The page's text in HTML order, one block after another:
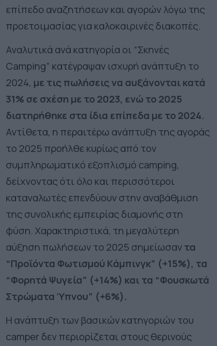
επίπεδο αναζητήσεων και αγορών λόγω της
προετοιμασίας για καλοκαιρινές διακοπές.
Αναλυτικά ανά κατηγορία οι “Σκηνές
Camping” κατέγραψαν ισχυρή ανάπτυξη το
2024, με τις πωλήσεις να αυξάνονται κατά
31% σε σχέση με το 2023, ενώ το 2025
διατηρήθηκε στα ίδια επίπεδα με το 2024.
Αντίθετα, η περαιτέρω ανάπτυξη της αγοράς
το 2025 προήλθε κυρίως από τον
συμπληρωματικό εξοπλισμό camping,
δείχνοντας ότι όλο και περισσότεροι
καταναλωτές επενδύουν στην αναβάθμιση
της συνολικής εμπειρίας διαμονής στη
φύση. Χαρακτηριστικά, τη μεγαλύτερη
αύξηση πωλήσεων το 2025 σημείωσαντα
“Προϊόντα Φωτισμού Κάμπινγκ” (+15%), τα
“Φορητά Ψυγεία” (+14%) και τα “Φουσκωτά
Στρώματα Ύπνου” (+6%).
Η ανάπτυξη των βασικών κατηγοριών του
camper δεν περιορίζεται στους θερινούς